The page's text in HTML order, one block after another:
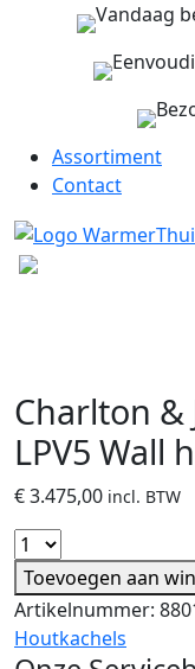
Vandaag
Assortiment
Contact
Charlton &
LPV5 Wall
€3.475,00 incl. BTW
Toevoegen aan
Artikelnummer:
Houtkachels